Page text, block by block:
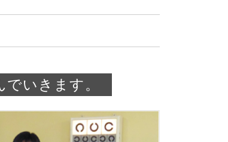
いきます。